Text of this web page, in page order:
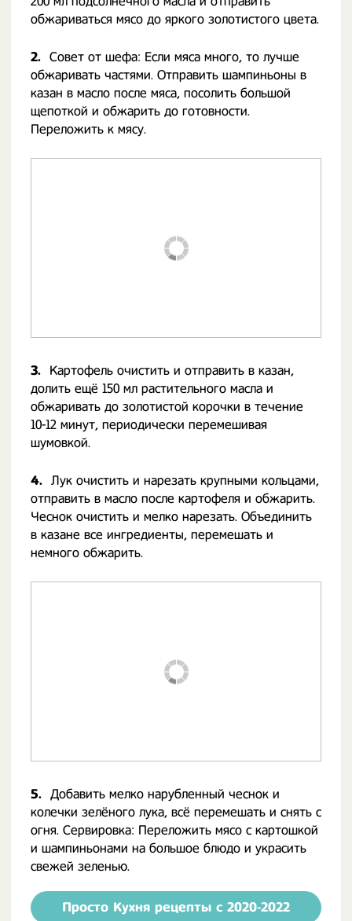
обжариваться мясо до яркого золотистого цвета.
2. Совет от шефа: Если мяса много, то лучше
обжаривать частями. Отправить шампиньоны в
казан в масло после мяса, посолить большой
щепоткой и обжарить до готовности.
Переложить к мясу.
3.
Картофель очистить и отправить в казан,
долить ещё 150 мл растительного масла и
обжаривать до золотистой корочки в течение
10-12 минут, периодически перемешивая
шумовкой.
4. Лук очистить и нарезать крупными кольцами,
отправить в масло после картофеля и обжарить.
Чеснок очистить и мелко нарезать. Объединить
в казане все ингредиенты, перемешать и
немного обжарить.
5. Добавить мелко нарубленный чеснок и
колечки зелёного лука, всё перемешать и снять с
огня. Сервировка: Переложить мясо с картошкой
и шампиньонами на большое блюдо и украсить
свежей зеленью.
Просто Кухня рецепты с 2020-2022